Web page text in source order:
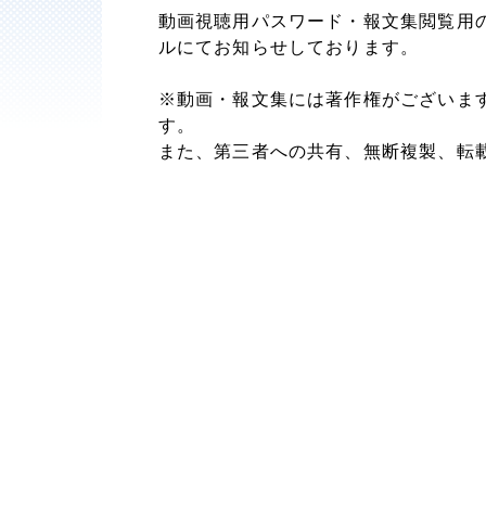
動画視聴用パスワード・報文集閲覧用
ルにてお知らせしております。
※動画・報文集には著作権がございま
す。
また、第三者への共有、無断複製、